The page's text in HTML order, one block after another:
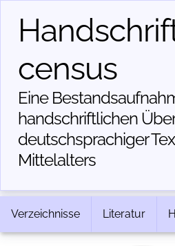
census
Eine
handschriftlichen
deutschsprachiger
Mittelalters
Verzeichnisse Literatur